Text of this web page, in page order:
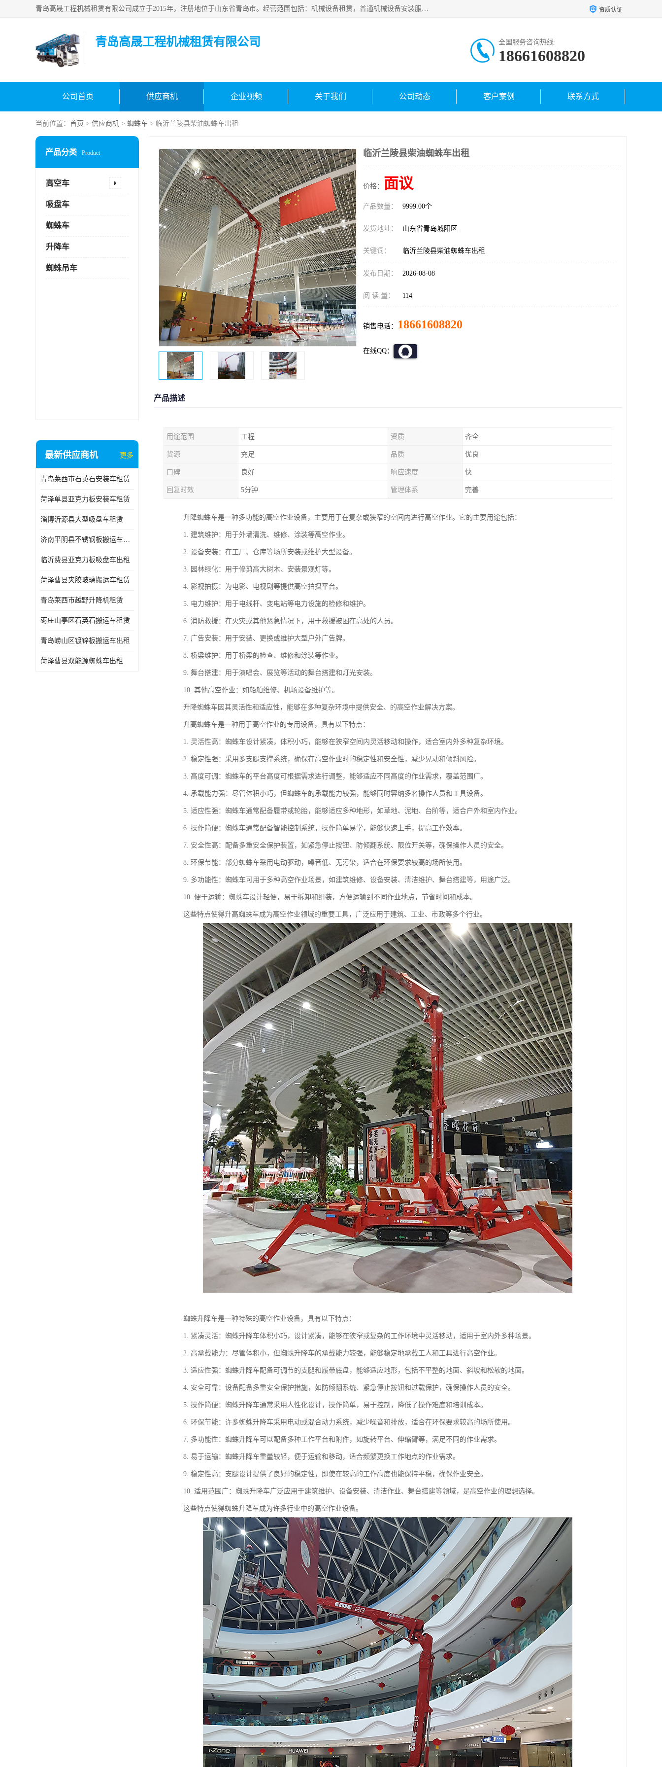
青岛高晟工程机械租赁有限公司成立于2015年，注册地位于山东省青岛市。经营范围包括：机械设备租赁，普通机械设备安装服务，电子、机械设备维护，专用设备修理，通用设备修理，机械设备销售，环境保护专用设备销售，建筑材料销售，专业保洁、清洗、消毒服务，劳动保护用品销售，信息技术咨询服务，汽车拖车、求援、清障服务，物业管理；工程管理服务，货物进出口，技术进出口，汽车销售，新能源汽车整车销售等。 资质认证
青岛高晟工程机械租赁有限公司 全国服务咨询热线:
18661608820
公司首页 供应商机 企业视频 关于我们 公司动态 客户案例 联系方式
当前位置： 首页 > 供应商机 > 蜘蛛车 > 临沂兰陵县柴油蜘蛛车出租
产品分类 Product
高空车
吸盘车
蜘蛛车
升降车
蜘蛛吊车
最新供应商机 更多
青岛莱西市石英石安装车租赁
菏泽单县亚克力板安装车租赁
淄博沂源县大型吸盘车租赁
济南平阴县不锈钢板搬运车出租
临沂费县亚克力板吸盘车出租
菏泽曹县夹胶玻璃搬运车租赁
青岛莱西市越野升降机租赁
枣庄山亭区石英石搬运车租赁
青岛崂山区镀锌板搬运车出租
菏泽曹县双能源蜘蛛车出租
临沂兰陵县柴油蜘蛛车出租
价格： 面议
产品数量： 9999.00个
发货地址： 山东省青岛城阳区
关键词： 临沂兰陵县柴油蜘蛛车出租
发布日期： 2026-08-08
阅 读 量： 114
销售电话： 18661608820
在线QQ：
产品描述
用途范围 工程 资质 齐全
货源 充足 品质 优良
口碑 良好 响应速度 快
回复时效 5分钟 管理体系 完善
升降蜘蛛车是一种多功能的高空作业设备，主要用于在复杂或狭窄的空间内进行高空作业。它的主要用途包括：
1. 建筑维护：用于外墙清洗、维修、涂装等高空作业。
2. 设备安装：在工厂、仓库等场所安装或维护大型设备。
3. 园林绿化：用于修剪高大树木、安装景观灯等。
4. 影视拍摄：为电影、电视剧等提供高空拍摄平台。
5. 电力维护：用于电线杆、变电站等电力设施的检修和维护。
6. 消防救援：在火灾或其他紧急情况下，用于救援被困在高处的人员。
7. 广告安装：用于安装、更换或维护大型户外广告牌。
8. 桥梁维护：用于桥梁的检查、维修和涂装等作业。
9. 舞台搭建：用于演唱会、展览等活动的舞台搭建和灯光安装。
10. 其他高空作业：如船舶维修、机场设备维护等。
升降蜘蛛车因其灵活性和适应性，能够在多种复杂环境中提供安全、的高空作业解决方案。
升高蜘蛛车是一种用于高空作业的专用设备，具有以下特点：
1. 灵活性高：蜘蛛车设计紧凑，体积小巧，能够在狭窄空间内灵活移动和操作，适合室内外多种复杂环境。
2. 稳定性强：采用多支腿支撑系统，确保在高空作业时的稳定性和安全性，减少晃动和倾斜风险。
3. 高度可调：蜘蛛车的平台高度可根据需求进行调整，能够适应不同高度的作业需求，覆盖范围广。
4. 承载能力强：尽管体积小巧，但蜘蛛车的承载能力较强，能够同时容纳多名操作人员和工具设备。
5. 适应性强：蜘蛛车通常配备履带或轮胎，能够适应多种地形，如草地、泥地、台阶等，适合户外和室内作业。
6. 操作简便：蜘蛛车通常配备智能控制系统，操作简单易学，能够快速上手，提高工作效率。
7. 安全性高：配备多重安全保护装置，如紧急停止按钮、防倾翻系统、限位开关等，确保操作人员的安全。
8. 环保节能：部分蜘蛛车采用电动驱动，噪音低、无污染，适合在环保要求较高的场所使用。
9. 多功能性：蜘蛛车可用于多种高空作业场景，如建筑维修、设备安装、清洁维护、舞台搭建等，用途广泛。
10. 便于运输：蜘蛛车设计轻便，易于拆卸和组装，方便运输到不同作业地点，节省时间和成本。
这些特点使得升高蜘蛛车成为高空作业领域的重要工具，广泛应用于建筑、工业、市政等多个行业。
蜘蛛升降车是一种特殊的高空作业设备，具有以下特点：
1. 紧凑灵活：蜘蛛升降车体积小巧，设计紧凑，能够在狭窄或复杂的工作环境中灵活移动，适用于室内外多种场景。
2. 高承载能力：尽管体积小，但蜘蛛升降车的承载能力较强，能够稳定地承载工人和工具进行高空作业。
3. 适应性强：蜘蛛升降车配备可调节的支腿和履带底盘，能够适应地形，包括不平整的地面、斜坡和松软的地面。
4. 安全可靠：设备配备多重安全保护措施，如防倾翻系统、紧急停止按钮和过载保护，确保操作人员的安全。
5. 操作简便：蜘蛛升降车通常采用人性化设计，操作简单，易于控制，降低了操作难度和培训成本。
6. 环保节能：许多蜘蛛升降车采用电动或混合动力系统，减少噪音和排放，适合在环保要求较高的场所使用。
7. 多功能性：蜘蛛升降车可以配备多种工作平台和附件，如旋转平台、伸缩臂等，满足不同的作业需求。
8. 易于运输：蜘蛛升降车重量较轻，便于运输和移动，适合频繁更换工作地点的作业需求。
9. 稳定性高：支腿设计提供了良好的稳定性，即使在较高的工作高度也能保持平稳，确保作业安全。
10. 适用范围广：蜘蛛升降车广泛应用于建筑维护、设备安装、清洁作业、舞台搭建等领域，是高空作业的理想选择。
这些特点使得蜘蛛升降车成为许多行业中的高空作业设备。